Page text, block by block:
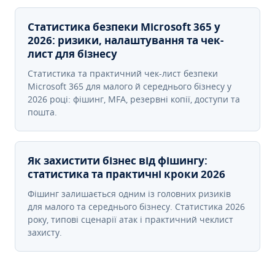
Статистика безпеки Microsoft 365 у
2026: ризики, налаштування та чек-
лист для бізнесу
Статистика та практичний чек-лист безпеки
Microsoft 365 для малого й середнього бізнесу у
2026 році: фішинг, MFA, резервні копії, доступи та
пошта.
Як захистити бізнес від фішингу:
статистика та практичні кроки 2026
Фішинг залишається одним із головних ризиків
для малого та середнього бізнесу. Статистика 2026
року, типові сценарії атак і практичний чеклист
захисту.